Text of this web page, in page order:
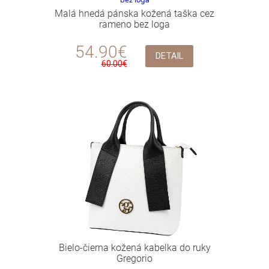
Malá hnedá pánska kožená taška cez
rameno bez loga
54.90€
60.00€
DETAIL
Bielo-čierna kožená kabelka do ruky
Gregorio